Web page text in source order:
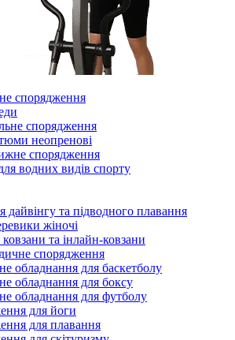
спорядження
спорядження
неопренові
спорядження
водних видів спорту
дайвінгу та підводного плавання
жіночі
та інлайн-ковзани
спорядження
обладнання для баскетболу
обладнання для боксу
обладнання для футболу
для йоги
для плавання